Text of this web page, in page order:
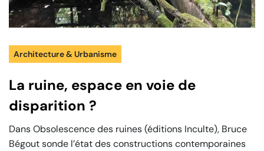
Architecture & Urbanisme
La ruine, espace en voie de
disparition ?
Dans Obsolescence des ruines (éditions Inculte), Bruce
Bégout sonde l’état des constructions contemporaines